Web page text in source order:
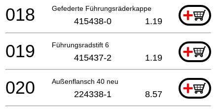
Gefederte Führungsräderkappe +
018 415438-0 1.19
Führungsradstift 6 +
019 415437-2 1.19
Außenflansch 40 neu +
020 224338-1 8.57